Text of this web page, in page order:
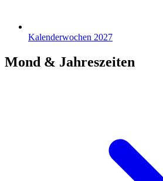
Kalenderwochen 2027
Mond & Jahreszeiten